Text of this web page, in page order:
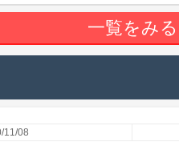
一覧をみる
11/08